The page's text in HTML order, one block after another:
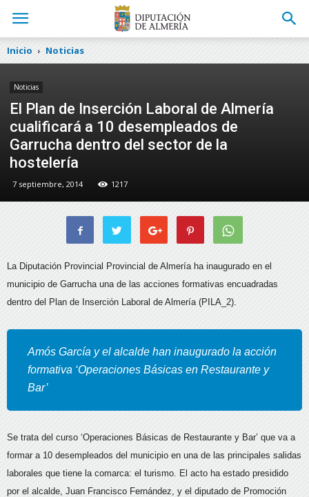
Inicio Noticias
Noticias
El Plan de Inserción Laboral de Almería
cualificará a 10 desempleados de
Garrucha dentro del sector de la
hostelería
7 septiembre, 2014 1217
La Diputación Provincial Provincial de Almería ha inaugurado en el
municipio de Garrucha una de las acciones formativas encuadradas
dentro del Plan de Inserción Laboral de Almería (PILA_2).
Amós García y el alcalde han inaugurado la acción
formativa ‘Operaciones Básicas en Restaurante y
Bar’
Se trata del curso ‘Operaciones Básicas de Restaurante y Bar’ que va a
formar a 10 desempleados del municipio en una de las principales salidas
laborales que tiene la comarca: el turismo. El acto ha estado presidido
por el alcalde, Juan Francisco Fernández, y el diputado de Promoción